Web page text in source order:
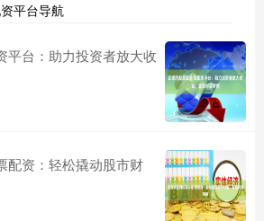
平台导航
平台：助力投资者放大收
配资：轻松撬动股市财